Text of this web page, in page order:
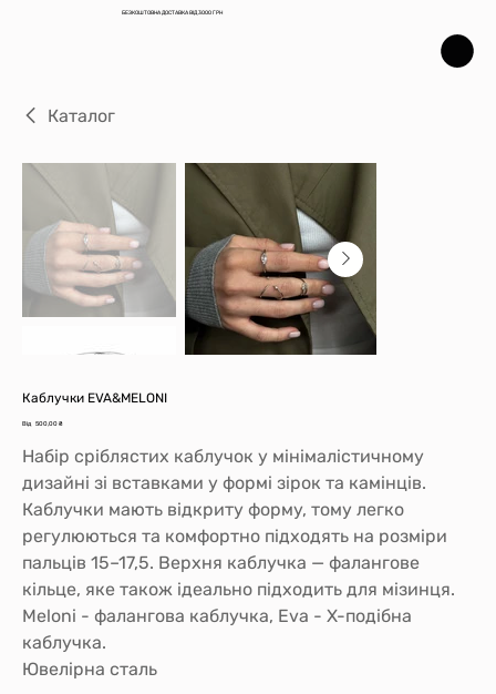
БЕЗКОШТОВНА ДОСТАВКА ВІД 3000 ГРН
Каталог
Каблучки EVA&MELONI
Від Ціна
500,00 ₴
Набір сріблястих каблучок у мінімалістичному
дизайні зі вставками у формі зірок та камінців.
Каблучки мають відкриту форму, тому легко
регулюються та комфортно підходять на розміри
пальців 15–17,5. Верхня каблучка — фалангове
кільце, яке також ідеально підходить для мізинця.
Meloni - фалангова каблучка, Eva - X-подібна
каблучка.
Ювелірна сталь